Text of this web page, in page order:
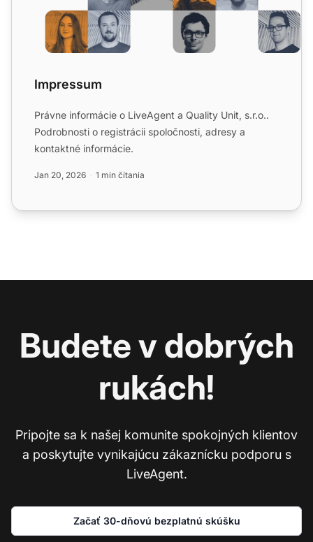
Impressum
Právne informácie o LiveAgent a Quality Unit, s.r.o..
Podrobnosti o registrácii spoločnosti, adresy a
kontaktné informácie.
Jan 20, 2026 1 min čítania
Budete v dobrých
rukách!
Pripojte sa k našej komunite spokojných klientov
a poskytujte vynikajúcu zákaznícku podporu s
LiveAgent.
Začať 30-dňovú bezplatnú skúšku